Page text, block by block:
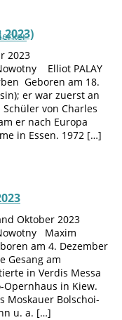
2023)
2023
Elliot PALAY
Geboren am 18.
er war zuerst an
von Charles
er nach Europa
in Essen. 1972 […]
Oktober 2023
Maxim
am 4. Dezember
Gesang am
in Verdis Messa
Opernhaus in Kiew.
Moskauer Bolschoi-
u. a. […]